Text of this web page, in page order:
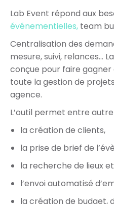
Lab Event répond aux
événementielles, team
Centralisation des
mesure, suivi, relances…
conçue pour faire
toute la gestion de
agence.
L’outil permet entre autre
la création de clients,
la prise de brief de
la recherche de lieux
l’envoi automatisé
la création de budget,